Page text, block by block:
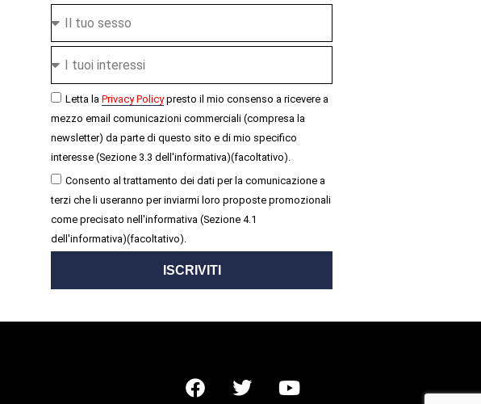
Letta la Privacy Policypresto il mio consenso a ricevere a
mezzo email comunicazioni commerciali (compresa la
newsletter) da parte di questo sito e di mio specifico
interesse (Sezione 3.3 dell'informativa)(facoltativo).
Consento al trattamento dei dati per la comunicazione a
terzi che li useranno per inviarmi loro proposte promozionali
come precisato nell'informativa (Sezione 4.1
dell'informativa)(facoltativo).
ISCRIVITI